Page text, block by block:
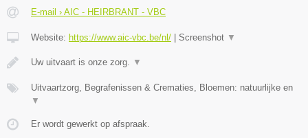
E-mail › AIC - HEIRBRANT - VBC
Website: https://www.aic-vbc.be/nl/ Screenshot ▼
Uw uitvaart is onze zorg. ▼
Uitvaartzorg, Begrafenissen & Crematies, Bloemen: natuurlijke en
▼
Er wordt gewerkt op afspraak.